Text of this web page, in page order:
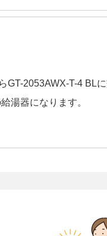
GT-2053AWX-T-4 BL
湯器になります。